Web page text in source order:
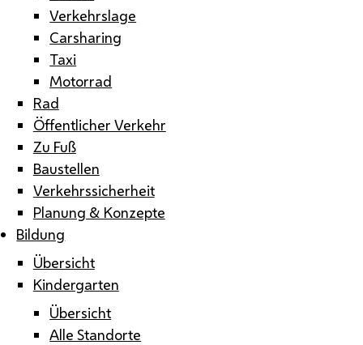
Verkehrslage
Carsharing
Taxi
Motorrad
Rad
Öffentlicher Verkehr
Zu Fuß
Baustellen
Verkehrssicherheit
Planung & Konzepte
Bildung
Übersicht
Kindergarten
Übersicht
Alle Standorte